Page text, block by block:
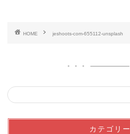
HOME jeshoots-com-655112-unsplash
カテゴリー